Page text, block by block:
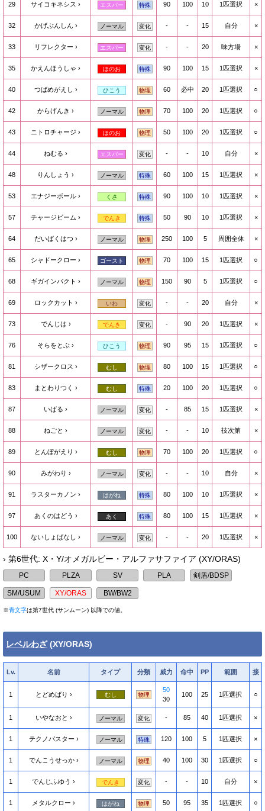
29 サイコキネシス エスパー 特殊 90 100 10 1匹選択 ×
32 かげぶんしん ノーマル 変化 - - 15 自分 ×
33 リフレクター エスパー 変化 - - 20 味方場 ×
35 かえんほうしゃ ほのお 特殊 90 100 15 1匹選択 ×
40 つばめがえし ひこう 物理 60 必中 20 1匹選択 ○
42 からげんき ノーマル 物理 70 100 20 1匹選択 ○
43 ニトロチャージ ほのお 物理 50 100 20 1匹選択 ○
44 ねむる エスパー 変化 - - 10 自分 ×
48 りんしょう ノーマル 特殊 60 100 15 1匹選択 ×
53 エナジーボール くさ 特殊 90 100 10 1匹選択 ×
57 チャージビーム でんき 特殊 50 90 10 1匹選択 ×
64 だいばくはつ ノーマル 物理 250 100 5 周囲全体 ×
65 シャドークロー ゴースト 物理 70 100 15 1匹選択 ○
68 ギガインパクト ノーマル 物理 150 90 5 1匹選択 ○
69 ロックカット いわ 変化 - - 20 自分 ×
73 でんじは でんき 変化 - 90 20 1匹選択 ×
76 そらをとぶ ひこう 物理 90 95 15 1匹選択 ○
81 シザークロス むし 物理 80 100 15 1匹選択 ○
83 まとわりつく むし 特殊 20 100 20 1匹選択 ○
87 いばる ノーマル 変化 - 85 15 1匹選択 ×
88 ねごと ノーマル 変化 - - 10 技次第 ×
89 とんぼがえり むし 物理 70 100 20 1匹選択 ○
90 みがわり ノーマル 変化 - - 10 自分 ×
91 ラスターカノン はがね 特殊 80 100 10 1匹選択 ×
97 あくのはどう あく 特殊 80 100 15 1匹選択 ×
100 ないしょばなし ノーマル 変化 - - 20 1匹選択 ×
› 第6世代: X・Y/オメガルビー・アルファサファイア (XY/ORAS)
※青文字は第7世代 (サンムーン) 以降での値。
レベルわざ(XY/ORAS)
Lv. 名前 タイプ 分類 威力 命中 PP 範囲 接
1 とどめばり むし 物理
50
30
100 25 1匹選択 ○
1 いやなおと ノーマル 変化 - 85 40 1匹選択 ×
1 テクノバスター ノーマル 特殊 120 100 5 1匹選択 ×
1 でんこうせっか ノーマル 物理 40 100 30 1匹選択 ○
1 でんじふゆう でんき 変化 - - 10 自分 ×
1 メタルクロー はがね 物理 50 95 35 1匹選択 ○